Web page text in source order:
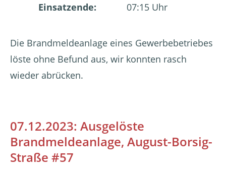
Einsatzende:
07:15 Uhr
Die Brandmeldeanlage eines Gewerbebetriebes
löste ohne Befund aus, wir konnten rasch
wieder abrücken.
07.12.2023: Ausgelöste
Brandmeldeanlage, August-Borsig-
Straße #57